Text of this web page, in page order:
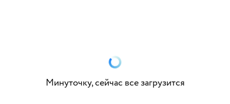
Минуточку, сейчас все загрузится